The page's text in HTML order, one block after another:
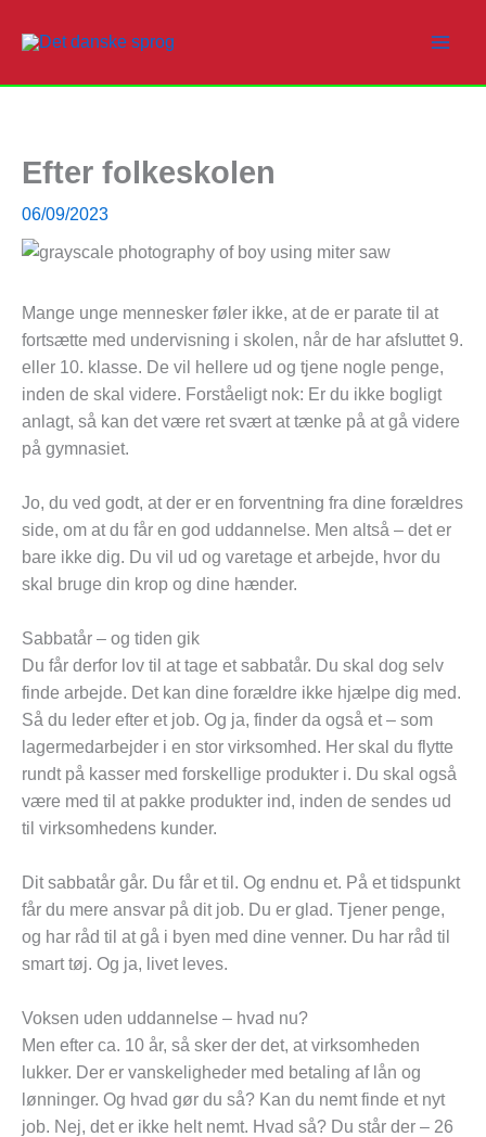
Efter folkeskolen
06/09/2023
Mange unge mennesker føler ikke, at de er parate til at
fortsætte med undervisning i skolen, når de har afsluttet 9.
eller 10. klasse. De vil hellere ud og tjene nogle penge,
inden de skal videre. Forståeligt nok: Er du ikke bogligt
anlagt, så kan det være ret svært at tænke på at gå videre
på gymnasiet.
Jo, du ved godt, at der er en forventning fra dine forældres
side, om at du får en god uddannelse. Men altså – det er
bare ikke dig. Du vil ud og varetage et arbejde, hvor du
skal bruge din krop og dine hænder.
Sabbatår – og tiden gik
Du får derfor lov til at tage et sabbatår. Du skal dog selv
finde arbejde. Det kan dine forældre ikke hjælpe dig med.
Så du leder efter et job. Og ja, finder da også et – som
lagermedarbejder i en stor virksomhed. Her skal du flytte
rundt på kasser med forskellige produkter i. Du skal også
være med til at pakke produkter ind, inden de sendes ud
til virksomhedens kunder.
Dit sabbatår går. Du får et til. Og endnu et. På et tidspunkt
får du mere ansvar på dit job. Du er glad. Tjener penge,
og har råd til at gå i byen med dine venner. Du har råd til
smart tøj. Og ja, livet leves.
Voksen uden uddannelse – hvad nu?
Men efter ca. 10 år, så sker der det, at virksomheden
lukker. Der er vanskeligheder med betaling af lån og
lønninger. Og hvad gør du så? Kan du nemt finde et nyt
job. Nej, det er ikke helt nemt. Hvad så? Du står der – 26